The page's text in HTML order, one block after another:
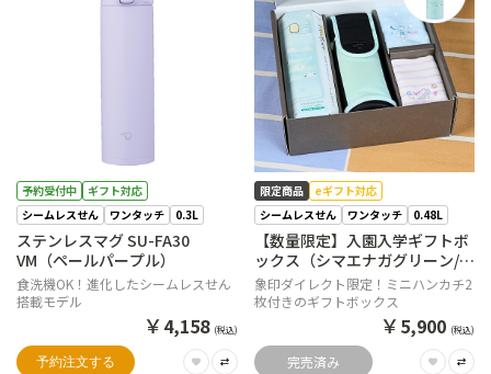
予約受付中
ギフト対応
シームレスせん
ワンタッチ 0.3L
ステンレスマグ SU-FA30
VM（ペールパープル）
食洗機OK！進化したシームレスせん
搭載モデル
￥4,158 (税込)
予約注文する
限定商品
eギフト対応
シームレスせん
ワンタッチ 0.48L
【数量限定】入園入学ギフトボ
ックス（シマエナガグリーン/ペ
ールミント）【購入特典】ミニ
ハンカチ2枚セット
象印ダイレクト限定！ミニハンカチ2
枚付きのギフトボックス
￥5,900 (税込)
完売済み